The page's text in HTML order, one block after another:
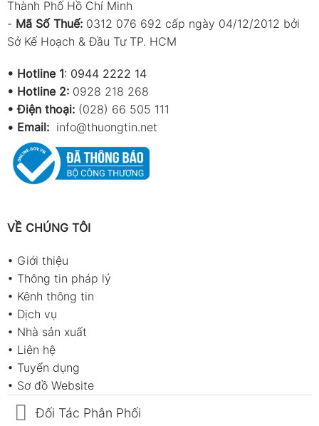
Thành Phố Hồ Chí Minh
- Mã Số Thuế: 0312 076 692 cấp ngày 04/12/2012 bởi
Sở Kế Hoạch & Đầu Tư TP. HCM
• Hotline 1: 0944 2222 14
• Hotline 2: 0928 218 268
• Điện thoại: (028) 66 505 111
• Email: info@thuongtin.net
VỀ CHÚNG TÔI
• Giới thiệu
• Thông tin pháp lý
• Kênh thông tin
• Dịch vụ
• Nhà sản xuất
• Liên hệ
• Tuyển dụng
• Sơ đồ Website
Đối Tác Phân Phối